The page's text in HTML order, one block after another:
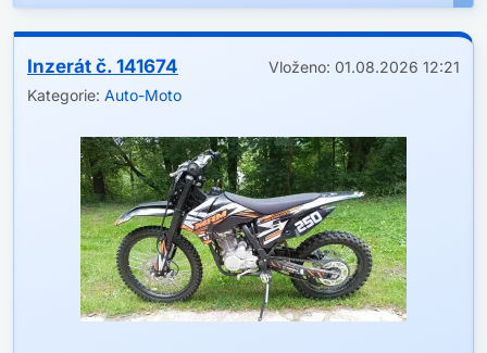
*ŠIŘKA 2,1M
VZDUCHOVE MĚCHY ZADNI
NAPRAVY.WEBASTO.
-ODTAHOVKA NEMA TACHOGRAF-
VYBAVA
2X Klič,KLIMATIZACE,WEBASTO,TEMPOMAT,6-
RYCHOSTI.PALUBNI
POČITAČ.RADIO,BLUETOOTH.LED
Inzerát č. 141674
Vloženo: 01.08.2026 12:21
Kategorie: Auto-Moto